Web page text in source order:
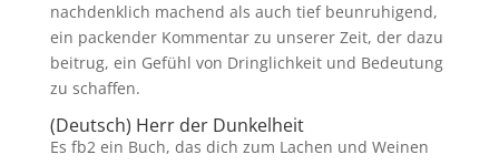
nachdenklich machend als auch tief beunruhigend,
ein packender Kommentar zu unserer Zeit, der dazu
beitrug, ein Gefühl von Dringlichkeit und Bedeutung
zu schaffen.
(Deutsch) Herr der Dunkelheit
Es fb2 ein Buch, das dich zum Lachen und Weinen